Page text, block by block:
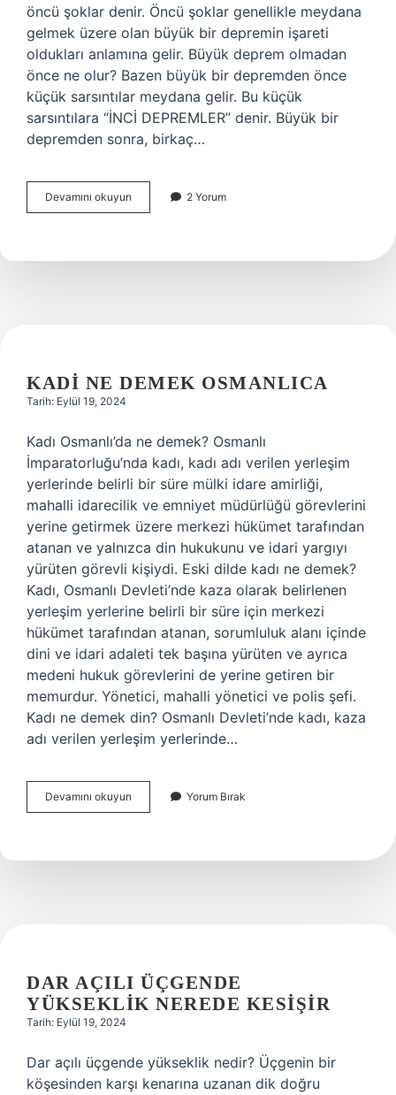
öncü şoklar denir. Öncü şoklar genellikle meydana
gelmek üzere olan büyük bir depremin işareti
oldukları anlamına gelir. Büyük deprem olmadan
önce ne olur? Bazen büyük bir depremden önce
küçük sarsıntılar meydana gelir. Bu küçük
sarsıntılara “İNCİ DEPREMLER” denir. Büyük bir
depremden sonra, birkaç…
Devamını okuyun
Olmadan
Gelir
2 Yorum
KADI NE DEMEK OSMANLICA
Tarih: Eylül 19, 2024
Kadı Osmanlı’da ne demek? Osmanlı
İmparatorluğu’nda kadı, kadı adı verilen yerleşim
yerlerinde belirli bir süre mülki idare amirliği,
mahalli idarecilik ve emniyet müdürlüğü görevlerini
yerine getirmek üzere merkezi hükümet tarafından
atanan ve yalnızca din hukukunu ve idari yargıyı
yürüten görevli kişiydi. Eski dilde kadı ne demek?
Kadı, Osmanlı Devleti’nde kaza olarak belirlenen
yerleşim yerlerine belirli bir süre için merkezi
hükümet tarafından atanan, sorumluluk alanı içinde
dini ve idari adaleti tek başına yürüten ve ayrıca
medeni hukuk görevlerini de yerine getiren bir
memurdur. Yönetici, mahalli yönetici ve polis şefi.
Kadı ne demek din? Osmanlı Devleti’nde kadı, kaza
adı verilen yerleşim yerlerinde…
Devamını okuyun
Ne
Yorum Bırak
DAR AÇILI ÜÇGENDE
YÜKSEKLIK NEREDE KESIŞIR
Tarih: Eylül 19, 2024
Dar açılı üçgende yükseklik nedir? Üçgenin bir
köşesinden karşı kenarına uzanan dik doğru